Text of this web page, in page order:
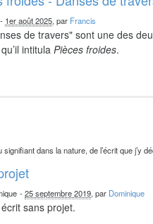
- 1er août 2025, par Francis
de travers" sont une des
intitulaPièces froides.
dans la nature, de l’écrit que j’y
-25 septembre 2019, par Dominique
écrit sans projet.